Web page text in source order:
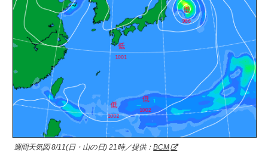
週間天気図 8/11(日・山の日) 21時／提供：BCM